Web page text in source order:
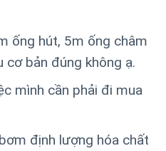
ống hút, 5m ống châm
cơ bản đúng không ạ.
mình cần phải đi mua
định lượng hóa chất